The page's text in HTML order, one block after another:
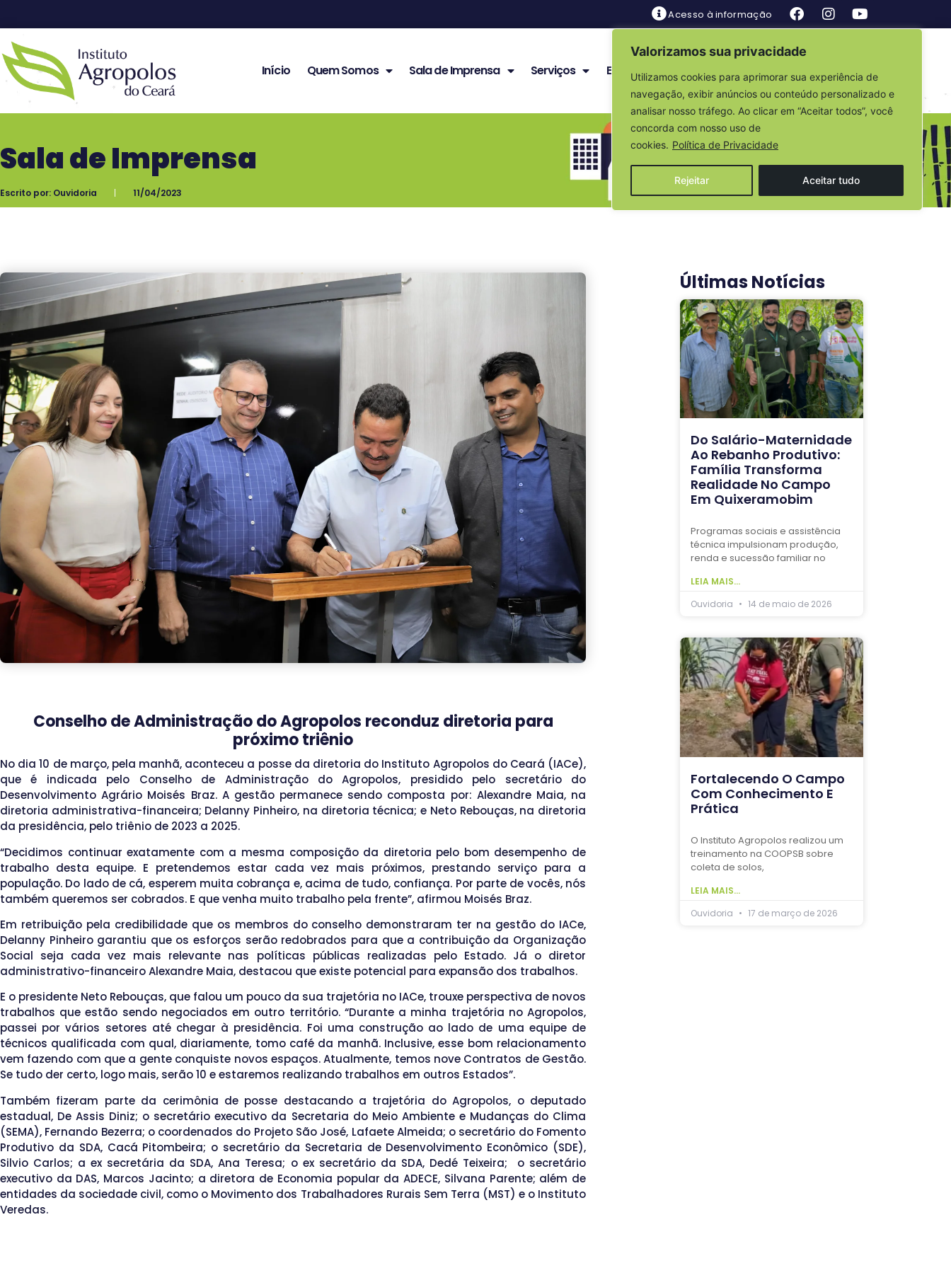
Valorizamos sua privacidade
Utilizamos cookies para aprimorar sua experiência de
navegação, exibir anúncios ou conteúdo personalizado e
analisar nosso tráfego. Ao clicar em “Aceitar todos”, você
concorda com nosso uso de
cookies. Política de Privacidade
Rejeitar Aceitar tudo
Acesso à informação
Início Quem Somos Sala de Imprensa Serviços Editais Fale Conosco
Sala de Imprensa
Escrito por: Ouvidoria 11/04/2023
Conselho de Administração do Agropolos reconduz diretoria para
próximo triênio
No dia 10 de março, pela manhã, aconteceu a posse da diretoria do Instituto Agropolos do Ceará (IACe),
que é indicada pelo Conselho de Administração do Agropolos, presidido pelo secretário do
Desenvolvimento Agrário Moisés Braz. A gestão permanece sendo composta por: Alexandre Maia, na
diretoria administrativa-financeira; Delanny Pinheiro, na diretoria técnica; e Neto Rebouças, na diretoria
da presidência, pelo triênio de 2023 a 2025.
“Decidimos continuar exatamente com a mesma composição da diretoria pelo bom desempenho de
trabalho desta equipe. E pretendemos estar cada vez mais próximos, prestando serviço para a
população. Do lado de cá, esperem muita cobrança e, acima de tudo, confiança. Por parte de vocês, nós
também queremos ser cobrados. E que venha muito trabalho pela frente”, afirmou Moisés Braz.
Em retribuição pela credibilidade que os membros do conselho demonstraram ter na gestão do IACe,
Delanny Pinheiro garantiu que os esforços serão redobrados para que a contribuição da Organização
Social seja cada vez mais relevante nas políticas públicas realizadas pelo Estado. Já o diretor
administrativo-financeiro Alexandre Maia, destacou que existe potencial para expansão dos trabalhos.
E o presidente Neto Rebouças, que falou um pouco da sua trajetória no IACe, trouxe perspectiva de novos
trabalhos que estão sendo negociados em outro território. “Durante a minha trajetória no Agropolos,
passei por vários setores até chegar à presidência. Foi uma construção ao lado de uma equipe de
técnicos qualificada com qual, diariamente, tomo café da manhã. Inclusive, esse bom relacionamento
vem fazendo com que a gente conquiste novos espaços. Atualmente, temos nove Contratos de Gestão.
Se tudo der certo, logo mais, serão 10 e estaremos realizando trabalhos em outros Estados”.
Também fizeram parte da cerimônia de posse destacando a trajetória do Agropolos, o deputado
estadual, De Assis Diniz; o secretário executivo da Secretaria do Meio Ambiente e Mudanças do Clima
(SEMA), Fernando Bezerra; o coordenados do Projeto São José, Lafaete Almeida; o secretário do Fomento
Produtivo da SDA, Cacá Pitombeira; o secretário da Secretaria de Desenvolvimento Econômico (SDE),
Silvio Carlos; a ex secretária da SDA, Ana Teresa; o ex secretário da SDA, Dedé Teixeira; o secretário
executivo da DAS, Marcos Jacinto; a diretora de Economia popular da ADECE, Silvana Parente; além de
entidades da sociedade civil, como o Movimento dos Trabalhadores Rurais Sem Terra (MST) e o Instituto
Veredas.
Últimas Notícias
Do Salário-Maternidade
Ao Rebanho Produtivo:
Família Transforma
Realidade No Campo
Em Quixeramobim
Programas sociais e assistência
técnica impulsionam produção,
renda e sucessão familiar no
LEIA MAIS...
Ouvidoria
14 de maio de 2026
Fortalecendo O Campo
Com Conhecimento E
Prática
O Instituto Agropolos realizou um
treinamento na COOPSB sobre
coleta de solos,
LEIA MAIS...
Ouvidoria
17 de março de 2026